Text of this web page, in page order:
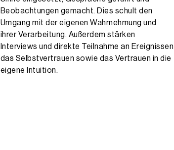
Beobachtungen gemacht. Dies schult den
Umgang mit der eigenen Wahrnehmung und
ihrer Verarbeitung. Außerdem stärken
Interviews und direkte Teilnahme an Ereignissen
das Selbstvertrauen sowie das Vertrauen in die
eigene Intuition.